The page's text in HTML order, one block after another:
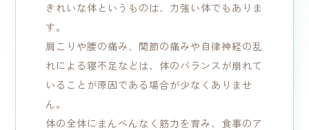
きれいな体というものは、力強い体でもありま
す。
肩こりや腰の痛み、関節の痛みや自律神経の乱
れによる寝不足などは、体のバランスが崩れて
いることが原因である場合が少なくありませ
ん。
体の全体にまんべんなく筋力を育み、食事のア